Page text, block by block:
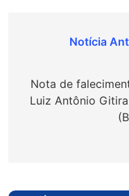
Navegação
Post
Nota de
Luiz Antônio